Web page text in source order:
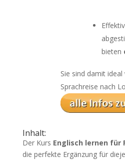
bieten
Sie sind damit
Sprachreise nach
Inhalt:
Der Kurs Englisch lernen
die perfekte Ergänzung für